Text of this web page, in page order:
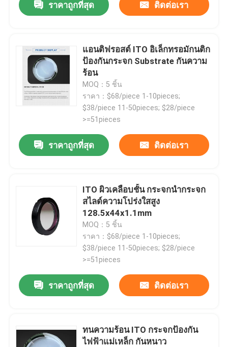
ราคาถูกที่สุด ติดต่อเรา
แอนติฟรอสต์ ITO อิเล็กทรอมักนติก
ป้องกันกระจก Substrate กันความ
ร้อน
MOQ：5 ชิ้น
ราคา：$68/piece 1-10pieces;
$38/piece 11-50pieces; $28/piece
>=51pieces
ราคาถูกที่สุด ติดต่อเรา
ITO ผิวเคลือบชั้น กระจกนํากระจก
สไลด์ความโปร่งใสสูง
128.5x44x1.1mm
MOQ：5 ชิ้น
ราคา：$68/piece 1-10pieces;
$38/piece 11-50pieces; $28/piece
>=51pieces
ราคาถูกที่สุด ติดต่อเรา
ทนความร้อน ITO กระจกป้องกัน
ไฟฟ้าแม่เหล็ก กันหนาว